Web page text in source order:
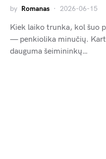
by Romanas 2026-06-15
Kiek laiko trunka, kol šuo
— penkiolika minučių.
dauguma šeimininkų…